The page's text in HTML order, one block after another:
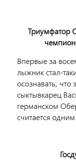
Триумфатор
Впервые за
лыжник стал-
осознавать, что
сыктывкарец
германском
считается